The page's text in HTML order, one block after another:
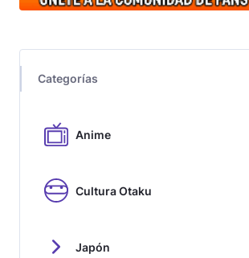
Categorías
Anime
Cultura Otaku
Japón